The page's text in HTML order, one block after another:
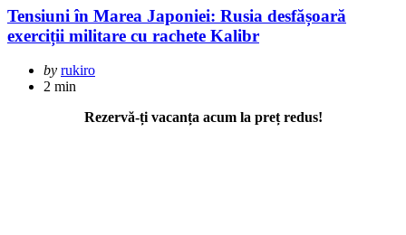
Tensiuni în Marea Japoniei: Rusia desfășoară
exerciții militare cu rachete Kalibr
Posted
by
by rukiro
2 min
Rezervă-ți vacanța acum la preț redus!